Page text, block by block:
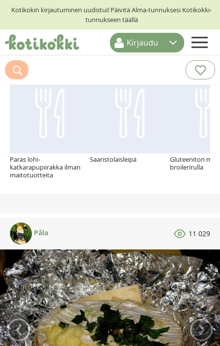
Kotikokin kirjautuminen uudistui! Päivitä Alma-tunnuksesi Kotikokki-
tunnukseen täällä
ETUSIVU
RESEPTIHAKU
Kirjaudu
Suosittelemme myös
Paras lohi-
katkarapupiirakka ilman
maitotuotteita
Saaristolaisleipä
Gluteeniton
broilerirulla
Påla 11 029
‹ ›